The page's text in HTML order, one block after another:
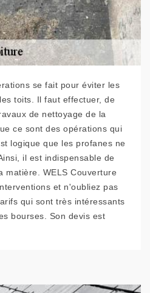
se fait pour éviter les
toits. Il faut effectuer, de
de nettoyage de la
ce sont des opérations qui
logique que les profanes ne
il est indispensable de
matière. WELS Couverture
et n'oubliez pas
qui sont très intéressants
bourses. Son devis est